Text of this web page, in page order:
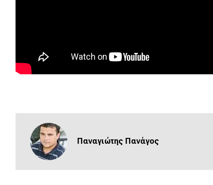
MOTO
Οδηγός αγοράς
Συμβουλές
Χρηστικά
Παναγιώτης Πανάγος